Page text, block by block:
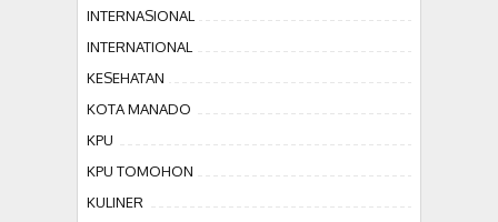
INTERNASIONAL
INTERNATIONAL
KESEHATAN
KOTA MANADO
KPU
KPU TOMOHON
KULINER